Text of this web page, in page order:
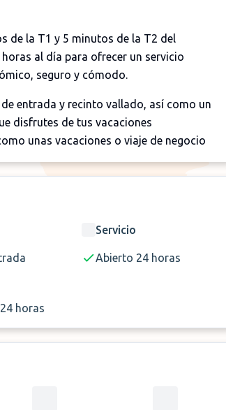
de la T1 y 5 minutos de la T2 del
al día para ofrecer un servicio
seguro y cómodo.
entrada y recinto vallado, así como un
disfrutes de tus vacaciones
unas vacaciones o viaje de negocio
horas
Servicio
Abierto 24 horas